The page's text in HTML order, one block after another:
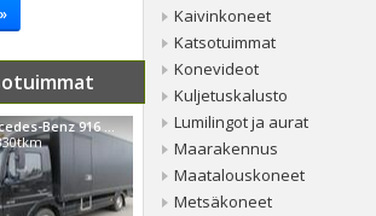
Mercedes-Benz 916 L 4X2-97023/422
Kaivinkoneet
Katsotuimmat
Konevideot
Kuljetuskalusto
Lumilingot ja aurat
Maarakennus
Maatalouskoneet
Metsäkoneet